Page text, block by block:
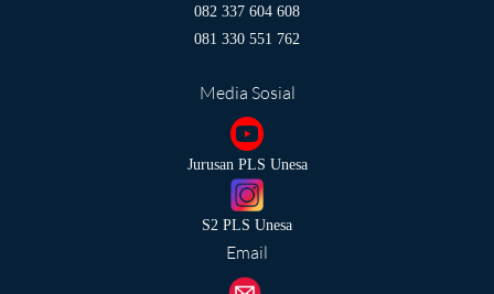
082 337 604 608
081 330 551 762
Media Sosial
Jurusan PLS Unesa
S2 PLS Unesa
Email